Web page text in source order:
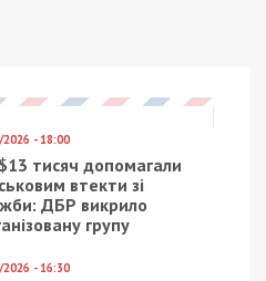
- 18:00
тисяч допомагали
втекти зі
ДБР викрило
групу
- 16:30